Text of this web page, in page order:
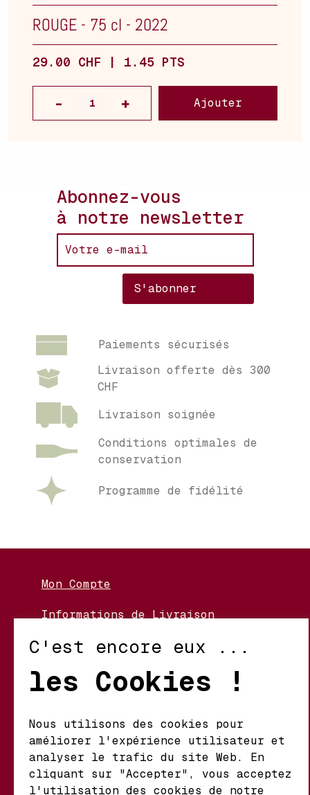
ROUGE - 75 cl - 2022
29.00 CHF | 1.45 PTS
Ajouter
Abonnez-vous
à notre newsletter
Paiements sécurisés
Livraison offerte dès 300
CHF
Livraison soignée
Conditions optimales de
conservation
Programme de fidélité
Mon Compte
Informations de Livraison
Conditions d’Utilisation
Mathieu S.A. Vins fins
d'origine
Chemin du Coteau 29 A
C'est encore eux ...
les Cookies !
Nous utilisons des cookies pour
améliorer l'expérience utilisateur et
analyser le trafic du site Web. En
cliquant sur "Accepter", vous acceptez
l'utilisation des cookies de notre